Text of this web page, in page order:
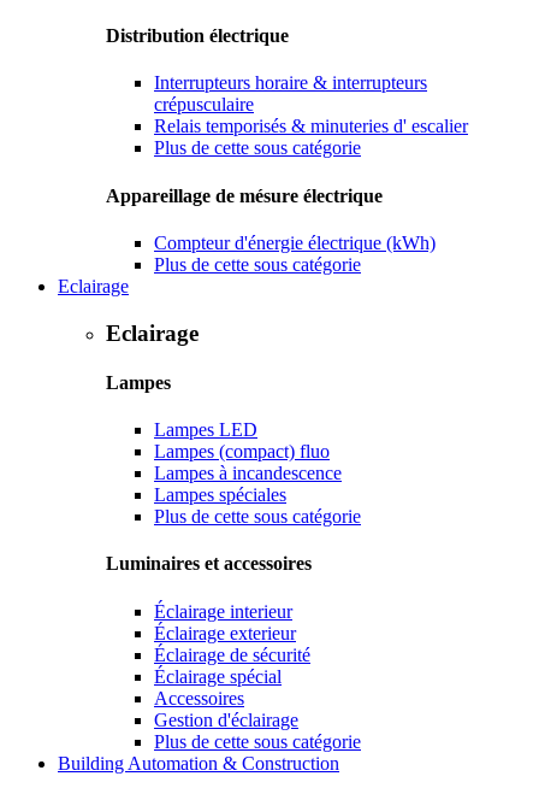
Distribution électrique
Interrupteurs horaire & interrupteurs
crépusculaire
Relais temporisés & minuteries d' escalier
Plus de cette sous catégorie
Appareillage de mésure électrique
Compteur d'énergie électrique (kWh)
Plus de cette sous catégorie
Eclairage
Eclairage
Lampes
Lampes LED
Lampes (compact) fluo
Lampes à incandescence
Lampes spéciales
Plus de cette sous catégorie
Luminaires et accessoires
Éclairage interieur
Éclairage exterieur
Éclairage de sécurité
Éclairage spécial
Accessoires
Gestion d'éclairage
Plus de cette sous catégorie
Building Automation & Construction